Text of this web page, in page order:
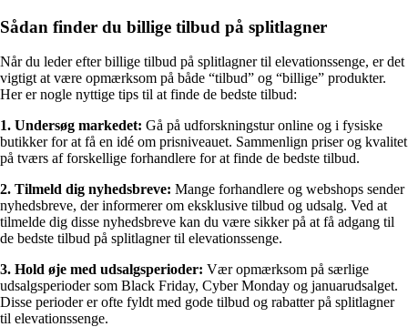
Sådan finder du billige tilbud på splitlagner
Når du leder efter billige tilbud på splitlagner til elevationssenge, er det
vigtigt at være opmærksom på både “tilbud” og “billige” produkter.
Her er nogle nyttige tips til at finde de bedste tilbud:
1. Undersøg markedet: Gå på udforskningstur online og i fysiske
butikker for at få en idé om prisniveauet. Sammenlign priser og kvalitet
på tværs af forskellige forhandlere for at finde de bedste tilbud.
2. Tilmeld dig nyhedsbreve: Mange forhandlere og webshops sender
nyhedsbreve, der informerer om eksklusive tilbud og udsalg. Ved at
tilmelde dig disse nyhedsbreve kan du være sikker på at få adgang til
de bedste tilbud på splitlagner til elevationssenge.
3. Hold øje med udsalgsperioder: Vær opmærksom på særlige
udsalgsperioder som Black Friday, Cyber Monday og januarudsalget.
Disse perioder er ofte fyldt med gode tilbud og rabatter på splitlagner
til elevationssenge.